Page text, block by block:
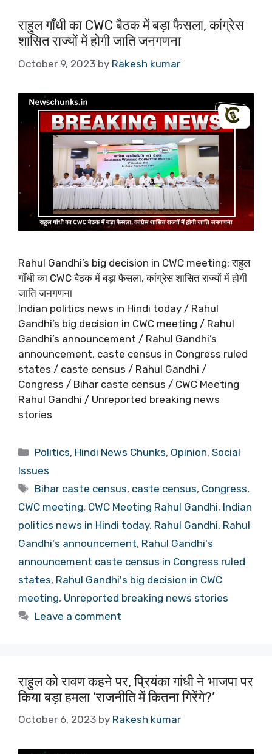
राहुल गाँधी का CWC बैठक में बड़ा फैसला, कांग्रेस
शासित राज्यों में होगी जाति जनगणना
October 9, 2023 by Rakesh kumar
Rahul Gandhi’s big decision in CWC meeting: राहुल
गाँधी का CWC बैठक में बड़ा फैसला, कांग्रेस शासित राज्यों में होगी
जाति जनगणना
Indian politics news in Hindi today / Rahul
Gandhi’s big decision in CWC meeting / Rahul
Gandhi’s announcement / Rahul Gandhi’s
announcement, caste census in Congress ruled
states / caste census / Rahul Gandhi /
Congress / Bihar caste census / CWC Meeting
Rahul Gandhi / Unreported breaking news
stories
Categories
Politics, Hindi News Chunks, Opinion,Social
Issues
Tags
Bihar caste census, caste census, Congress,
CWC meeting, CWC Meeting Rahul Gandhi, Indian
politics news in Hindi today, Rahul Gandhi, Rahul
Gandhi's announcement, Rahul Gandhi's
announcement caste census in Congress ruled
states, Rahul Gandhi's big decision in CWC
meeting, Unreported breaking news stories
Leave a comment
राहुल को रावण कहने पर, प्रियंका गांधी ने भाजपा पर
किया बड़ा हमला ‘राजनीति में कितना गिरेंगे?’
October 6, 2023 by Rakesh kumar